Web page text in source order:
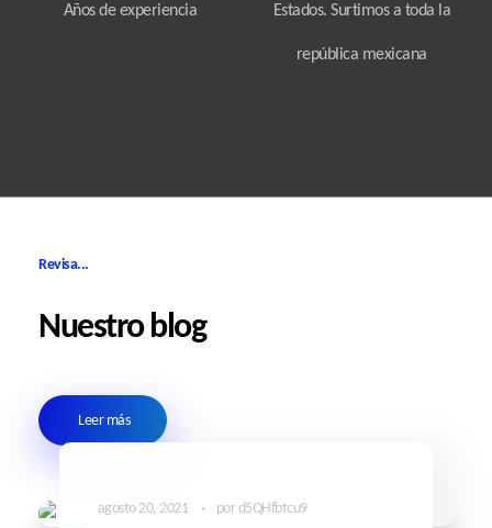
Años de experiencia Estados. Surtimos a toda la
república mexicana
Revisa...
Nuestro blog
Leer más
agosto 20, 2021 pord5QHfbtcu9